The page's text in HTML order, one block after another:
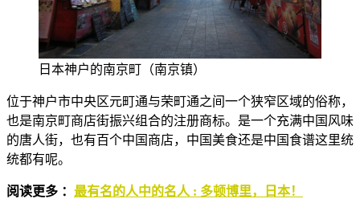
日本神户的南京町（南京镇）
位于神户市中央区元町通与荣町通之间一个狭窄区域的俗称，
也是南京町商店街振兴组合的注册商标。是一个充满中国风味
的唐人街，也有百个中国商店，中国美食还是中国食谱这里统
统都有呢。
阅读更多 ： 最有名的人中的名人 : 多顿博里，日本！